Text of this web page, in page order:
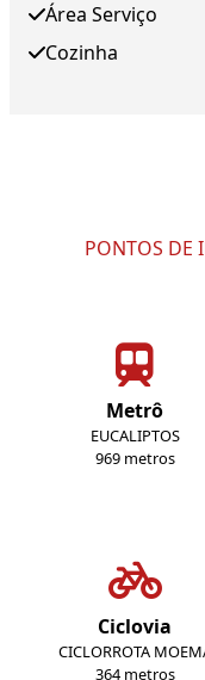
Área Serviço
Cozinha
PONTOS DE
Metrô
EUCALIPTOS
969 metros
Ciclovia
CICLORROTA
364 metros